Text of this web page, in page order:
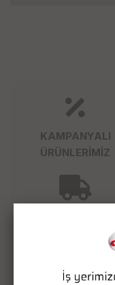
KAMPANYALI
ÜRÜNLERİMİZ